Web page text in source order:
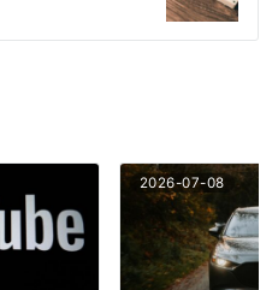
2026-07-08